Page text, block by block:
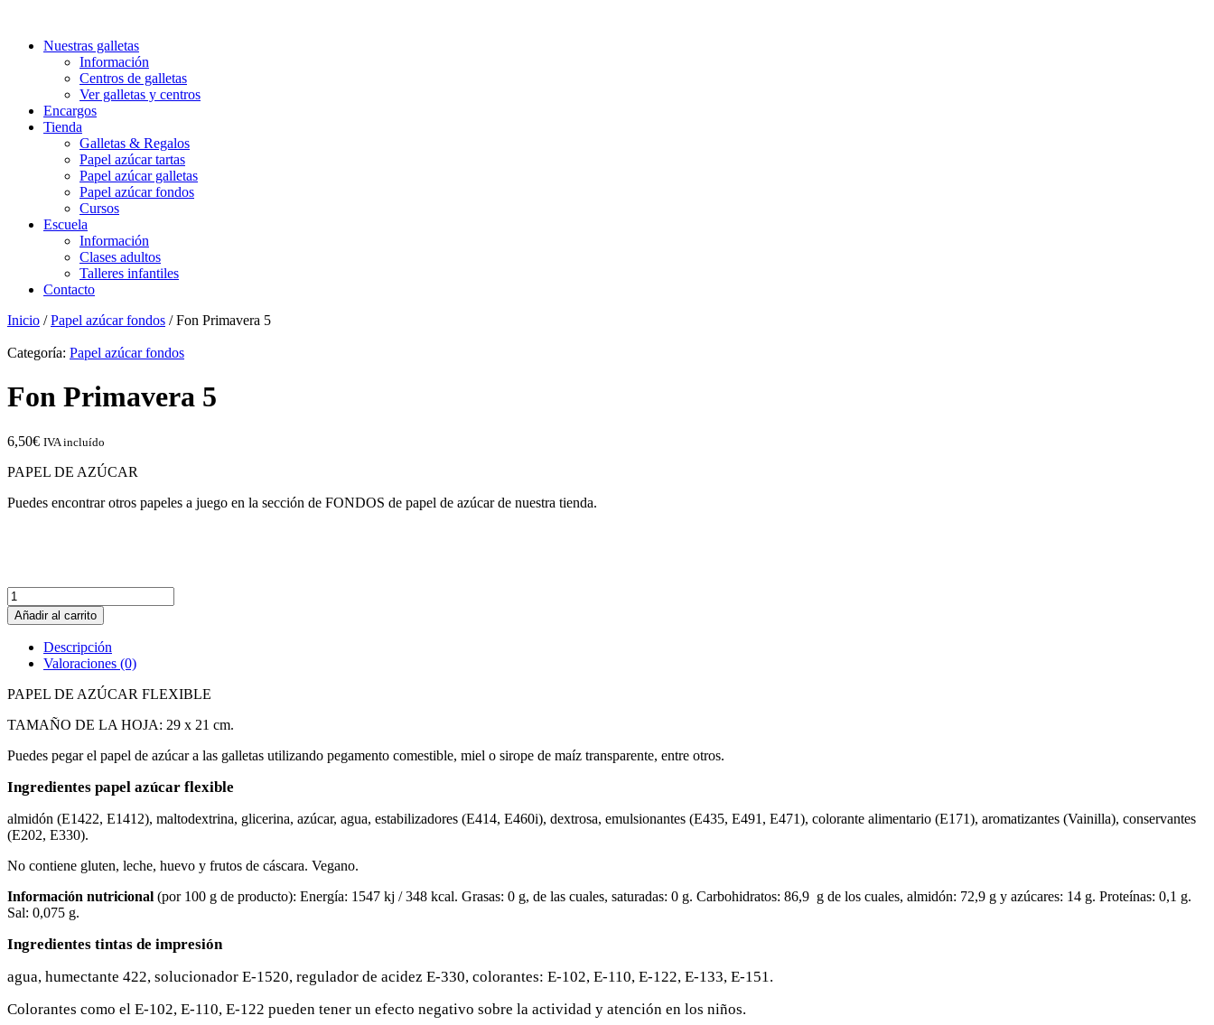
Nuestras galletas
Información
Centros de galletas
Ver galletas y centros
Encargos
Tienda
Galletas & Regalos
Papel azúcar tartas
Papel azúcar galletas
Papel azúcar fondos
Cursos
Escuela
Información
Clases adultos
Talleres infantiles
Contacto
Inicio /Papel azúcar fondos / Fon Primavera 5
Categoría: Papel azúcar fondos
Fon Primavera 5
6,50€ IVA incluído
PAPEL DE AZÚCAR
Puedes encontrar otros papeles a juego en la sección de FONDOS de papel de azúcar de nuestra tienda.
Fon
Primavera
5
cantidad
Añadir al carrito
Descripción
Valoraciones (0)
PAPEL DE AZÚCAR FLEXIBLE
TAMAÑO DE LA HOJA: 29 x 21 cm.
Puedes pegar el papel de azúcar a las galletas utilizando pegamento comestible, miel o sirope de maíz transparente, entre otros.
Ingredientes papel azúcar flexible
almidón (E1422, E1412), maltodextrina, glicerina, azúcar, agua, estabilizadores (E414, E460i), dextrosa, emulsionantes (E435, E491, E471), colorante alimentario (E171), aromatizantes (Vainilla), conservantes
(E202, E330).
No contiene gluten, leche, huevo y frutos de cáscara. Vegano.
Información nutricional (por 100 g de producto): Energía: 1547 kj / 348 kcal. Grasas: 0 g, de las cuales, saturadas: 0 g. Carbohidratos: 86,9 g de los cuales, almidón: 72,9 g y azúcares: 14 g. Proteínas: 0,1 g.
Sal: 0,075 g.
Ingredientes tintas de impresión
agua, humectante 422, solucionador E-1520, regulador de acidez E-330, colorantes: E-102, E-110, E-122, E-133, E-151.
Colorantes como el E-102, E-110, E-122 pueden tener un efecto negativo sobre la actividad y atención en los niños.